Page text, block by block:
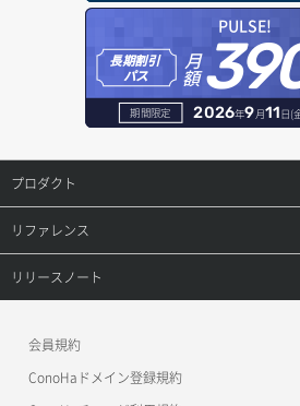
オブジェクト一覧取得
オブジェクト削除
オブジェクト削除予約
オブジェクト複製
オブジェクト詳細取得
コンテナ一覧取得
コンテナ作成
コンテナ削除
レコード一覧取得
レコード作成
レコード更新
レコード詳細取得
PULSE!
長期割引
パス
月
額
期間限定 2026年9月11日(
プロダクト
プロダクトトップ
ConoHa VPS(Ver.3.0)
ConoHa for GAME
リファレンス
リファレンストップ
OpenStack CLI
リリースノート
会員規約
ConoHaドメイン登録規約